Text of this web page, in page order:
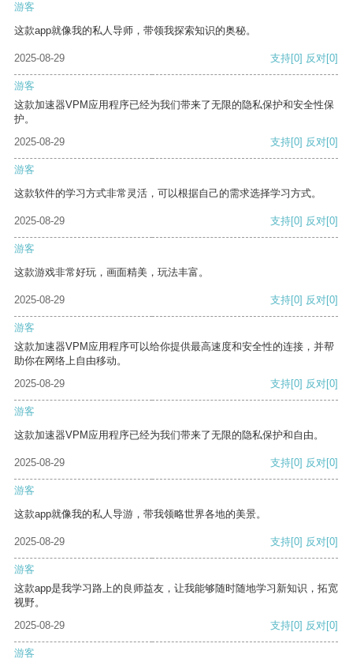
游客
这款app就像我的私人导师，带领我探索知识的奥秘。
2025-08-29 支持[0] 反对[0]
游客
这款加速器VPM应用程序已经为我们带来了无限的隐私保护和安全性保
护。
2025-08-29
支持[0] 反对[0]
游客
这款软件的学习方式非常灵活，可以根据自己的需求选择学习方式。
2025-08-29 支持[0] 反对[0]
游客
这款游戏非常好玩，画面精美，玩法丰富。
2025-08-29 支持[0] 反对[0]
游客
这款加速器VPM应用程序可以给你提供最高速度和安全性的连接，并帮
助你在网络上自由移动。
2025-08-29
支持[0] 反对[0]
游客
这款加速器VPM应用程序已经为我们带来了无限的隐私保护和自由。
2025-08-29 支持[0] 反对[0]
游客
这款app就像我的私人导游，带我领略世界各地的美景。
2025-08-29 支持[0] 反对[0]
游客
这款app是我学习路上的良师益友，让我能够随时随地学习新知识，拓宽
视野。
2025-08-29
支持[0] 反对[0]
游客